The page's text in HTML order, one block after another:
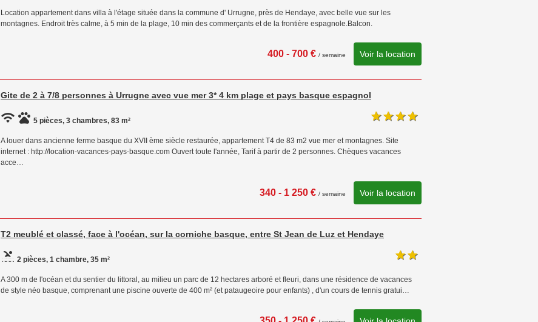
Location appartement dans villa à l'étage située dans la commune d' Urrugne, près de Hendaye, avec belle vue sur les
montagnes. Endroit très calme, à 5 min de la plage, 10 min des commerçants et de la frontière espagnole.Balcon.
400 - 700 € / semaine Voir la location
Gite de 2 à 7/8 personnes à Urrugne avec vue mer 3* 4 km plage et pays basque espagnol
5 pièces, 3 chambres, 83 m²
A louer dans ancienne ferme basque du XVII ème siècle restaurée, appartement T4 de 83 m2 vue mer et montagnes. Site
internet : http://location-vacances-pays-basque.com Ouvert toute l'année, Tarif à partir de 2 personnes. Chèques vacances
acce…
340 - 1 250 € / semaine Voir la location
T2 meublé et classé, face à l'océan, sur la corniche basque, entre St Jean de Luz et Hendaye
2 pièces, 1 chambre, 35 m²
A 300 m de l'océan et du sentier du littoral, au milieu un parc de 12 hectares arboré et fleuri, dans une résidence de vacances
de style néo basque, comprenant une piscine ouverte de 400 m² (et pataugeoire pour enfants) , d'un cours de tennis gratui…